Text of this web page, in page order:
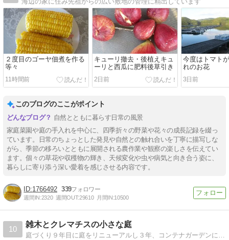
２度目のゴーヤ佃煮を作る
等々
11時間前
キューリ撤去・後植えキュ
ーリと西瓜に肥料後草引き
2日前
今度はトマト
れのお花
3日前
このブログのここがポイント
自然とともに暮らす日常の風景
家庭菜園や庭の手入れを中心に、四季折々の野菜や花々の成長記録を綴っ
ています。日常のちょっとした発見や自然との触れ合いを丁寧に描写しな
がら、季節の移ろいとともに展開される農作業や観察の楽しさを伝えてい
ます。個々の草花や収穫物の輝き、天候変化や虫や病気と向き合う姿に、
暮らしに寄り添う深い愛着を感じさせる内容です。
1766492 339
週間IN:2320 週間OUT:29610 月間IN:10500
10
雑木とクレマチスの小さな庭
庭づくり９年目に庭をリニューアルし３年、コンテナガーデンに移行中。シンボルツリー、グランドカバー、クレマチス、ビオラ、多肉などの成長記録や増やし方、手入れの仕方など画像多めで綴っています